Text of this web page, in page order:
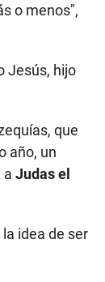
o menos",
Jesús, hijo
que
año, un
a Judas el
idea de ser